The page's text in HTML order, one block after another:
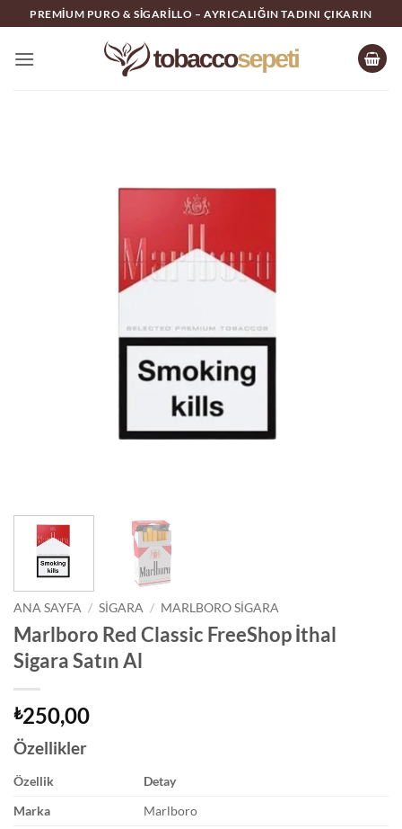
İçeriğe
atla
PREMIUM PURO & SIGARILLO – AYRICALIĞIN TADINI ÇIKARIN
ANA SAYFA / SIGARA / MARLBORO SIGARA
Marlboro Red Classic FreeShop İthal
Sigara Satın Al
₺250,00
Özellikler
Özellik
Detay
Marka
Marlboro